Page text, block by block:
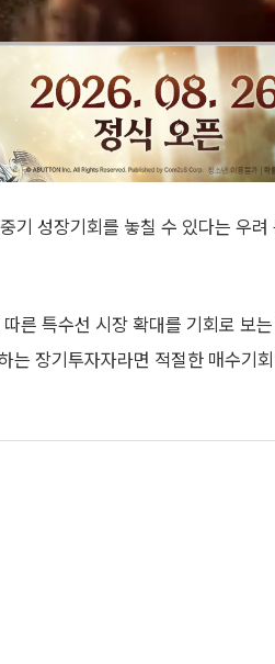
기 성장기회를 놓칠 수 있다는 우려
른 특수선 시장 확대를 기회로 보
는 장기투자자라면 적절한 매수기